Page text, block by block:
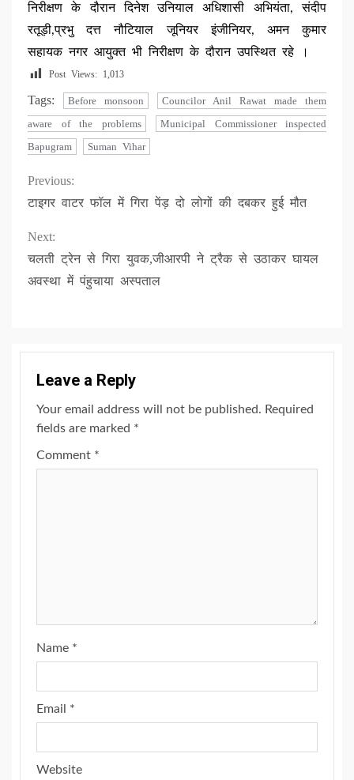
निरीक्षण के दौरान दिनेश उनियाल अधिशासी अभियंता, संदीप
रतूड़ी,प्रभु दत्त नौटियाल जूनियर इंजीनियर, अमन कुमार
सहायक नगर आयुक्त भी निरीक्षण के दौरान उपस्थित रहे ।
Post Views: 1,013
Tags: Before monsoon
Councilor Anil Rawat made them
aware of the problems
Municipal Commissioner inspected
Bapugram
Suman Vihar
Continue
Previous:
टाइगर वाटर फॉल में गिरा पेंड़ दो लोगों की दबकर हुई मौत
Next:
चलती ट्रेन से गिरा युवक,जीआरपी ने ट्रैक से उठाकर घायल
अवस्था में पंहुचाया अस्पताल
Leave a Reply
Your email address will not be published. Required
fields are marked *
Comment *
Name *
Email *
Website